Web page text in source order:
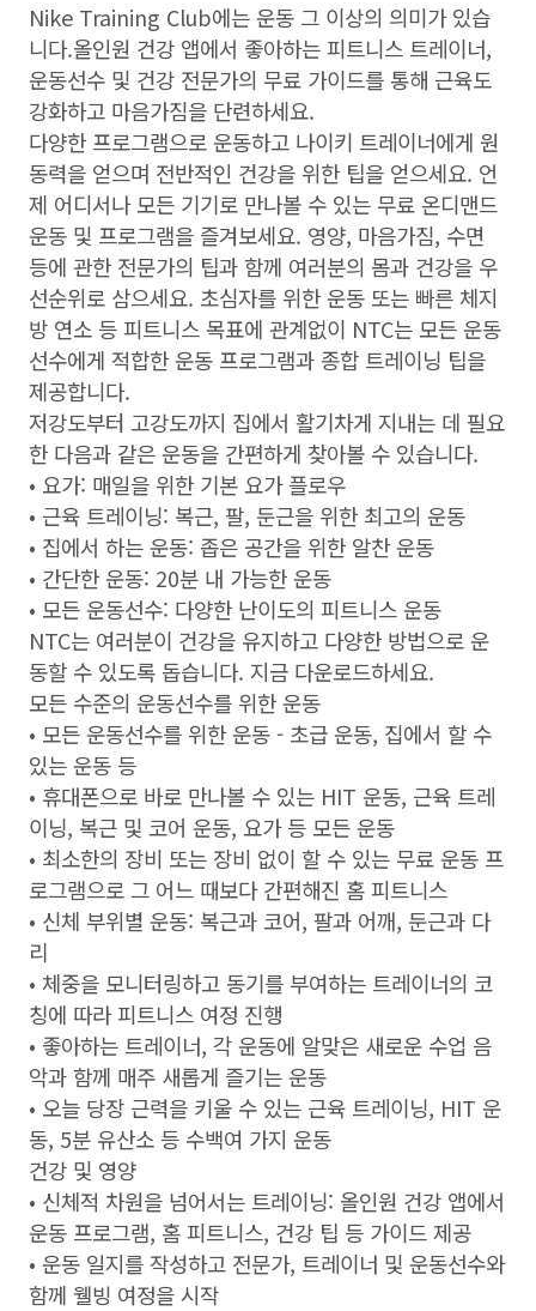
Nike Training Club에는 운동 그 이상의 의미가 있습
니다.올인원 건강 앱에서 좋아하는 피트니스 트레이너,
운동선수 및 건강 전문가의 무료 가이드를 통해 근육도
강화하고 마음가짐을 단련하세요.
다양한 프로그램으로 운동하고 나이키 트레이너에게 원
동력을 얻으며 전반적인 건강을 위한 팁을 얻으세요. 언
제 어디서나 모든 기기로 만나볼 수 있는 무료 온디맨드
운동 및 프로그램을 즐겨보세요. 영양, 마음가짐, 수면
등에 관한 전문가의 팁과 함께 여러분의 몸과 건강을 우
선순위로 삼으세요. 초심자를 위한 운동 또는 빠른 체지
방 연소 등 피트니스 목표에 관계없이 NTC는 모든 운동
선수에게 적합한 운동 프로그램과 종합 트레이닝 팁을
제공합니다.
저강도부터 고강도까지 집에서 활기차게 지내는 데 필요
한 다음과 같은 운동을 간편하게 찾아볼 수 있습니다.
• 요가: 매일을 위한 기본 요가 플로우
• 근육 트레이닝: 복근, 팔, 둔근을 위한 최고의 운동
• 집에서 하는 운동: 좁은 공간을 위한 알찬 운동
• 간단한 운동: 20분 내 가능한 운동
• 모든 운동선수: 다양한 난이도의 피트니스 운동
NTC는 여러분이 건강을 유지하고 다양한 방법으로 운
동할 수 있도록 돕습니다. 지금 다운로드하세요.
모든 수준의 운동선수를 위한 운동
• 모든 운동선수를 위한 운동 - 초급 운동, 집에서 할 수
있는 운동 등
• 휴대폰으로 바로 만나볼 수 있는 HIT 운동, 근육 트레
이닝, 복근 및 코어 운동, 요가 등 모든 운동
• 최소한의 장비 또는 장비 없이 할 수 있는 무료 운동 프
로그램으로 그 어느 때보다 간편해진 홈 피트니스
• 신체 부위별 운동: 복근과 코어, 팔과 어깨, 둔근과 다
리
• 체중을 모니터링하고 동기를 부여하는 트레이너의 코
칭에 따라 피트니스 여정 진행
• 좋아하는 트레이너, 각 운동에 알맞은 새로운 수업 음
악과 함께 매주 새롭게 즐기는 운동
• 오늘 당장 근력을 키울 수 있는 근육 트레이닝, HIT 운
동, 5분 유산소 등 수백여 가지 운동
건강 및 영양
• 신체적 차원을 넘어서는 트레이닝: 올인원 건강 앱에서
운동 프로그램, 홈 피트니스, 건강 팁 등 가이드 제공
• 운동 일지를 작성하고 전문가, 트레이너 및 운동선수와
함께 웰빙 여정을 시작